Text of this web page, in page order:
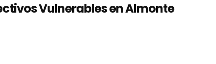
Vulnerables en Almonte